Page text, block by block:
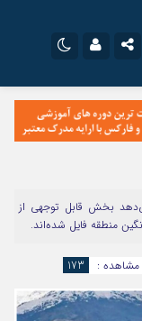
بخش قابل توجهی از
منطقه فایل شده‌اند.
مشاهده : 173